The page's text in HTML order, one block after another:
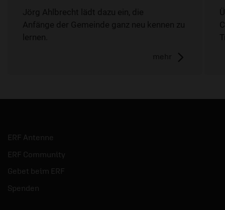
Jörg Ahlbrecht lädt dazu ein, die
Anfänge der Gemeinde ganz neu kennen zu
lernen.
mehr
ERF Antenne
ERF Community
Gebet beim ERF
Spenden